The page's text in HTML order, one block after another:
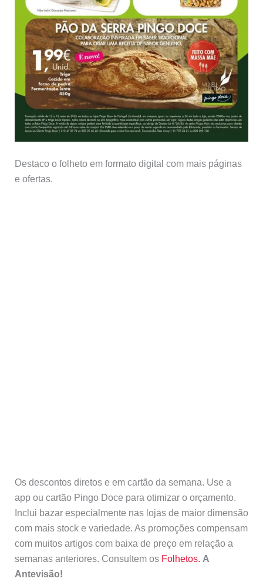
Destaco o folheto em formato digital com mais páginas
e ofertas.
Os descontos diretos e em cartão da semana. Use a
app ou cartão Pingo Doce para otimizar o orçamento.
Inclui bazar especialmente nas lojas de maior dimensão
com mais stock e variedade. As promoções compensam
com muitos artigos com baixa de preço em relação a
semanas anteriores. Consultem os Folhetos. A
Antevisão!